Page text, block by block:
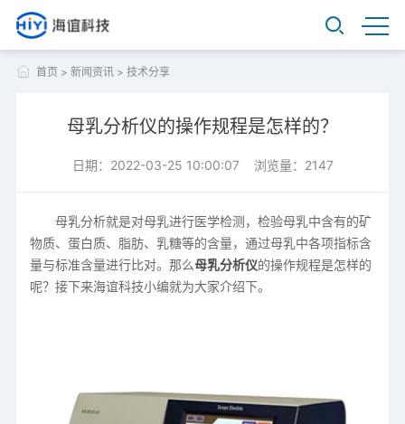
首页 > 新闻资讯> 技术分享
母乳分析仪的操作规程是怎样的？
日期：2022-03-25 10:00:07 浏览量：2147
母乳分析就是对母乳进行医学检测，检验母乳中含有的矿
物质、蛋白质、脂肪、乳糖等的含量，通过母乳中各项指标含
量与标准含量进行比对。那么母乳分析仪的操作规程是怎样的
呢？接下来海谊科技小编就为大家介绍下。